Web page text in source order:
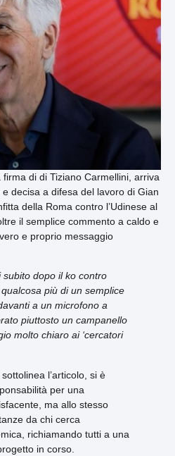
firma di di Tiziano Carmellini, arriva
decisa a difesa del lavoro di Gian
della Roma contro l’Udinese al
il semplice commento a caldo e
e proprio messaggio
subito dopo il ko contro
più di un semplice
a un microfono a
piuttosto un campanello
molto chiaro ai ‘cercatori
l’articolo, si è
per una
ma allo stesso
da chi cerca
richiamando tutti a una
in corso.